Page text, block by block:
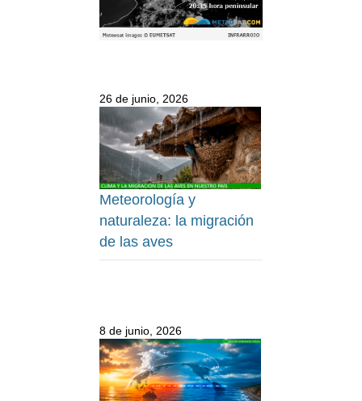
26 de junio, 2026
Meteorología y
naturaleza: la migración
de las aves
8 de junio, 2026